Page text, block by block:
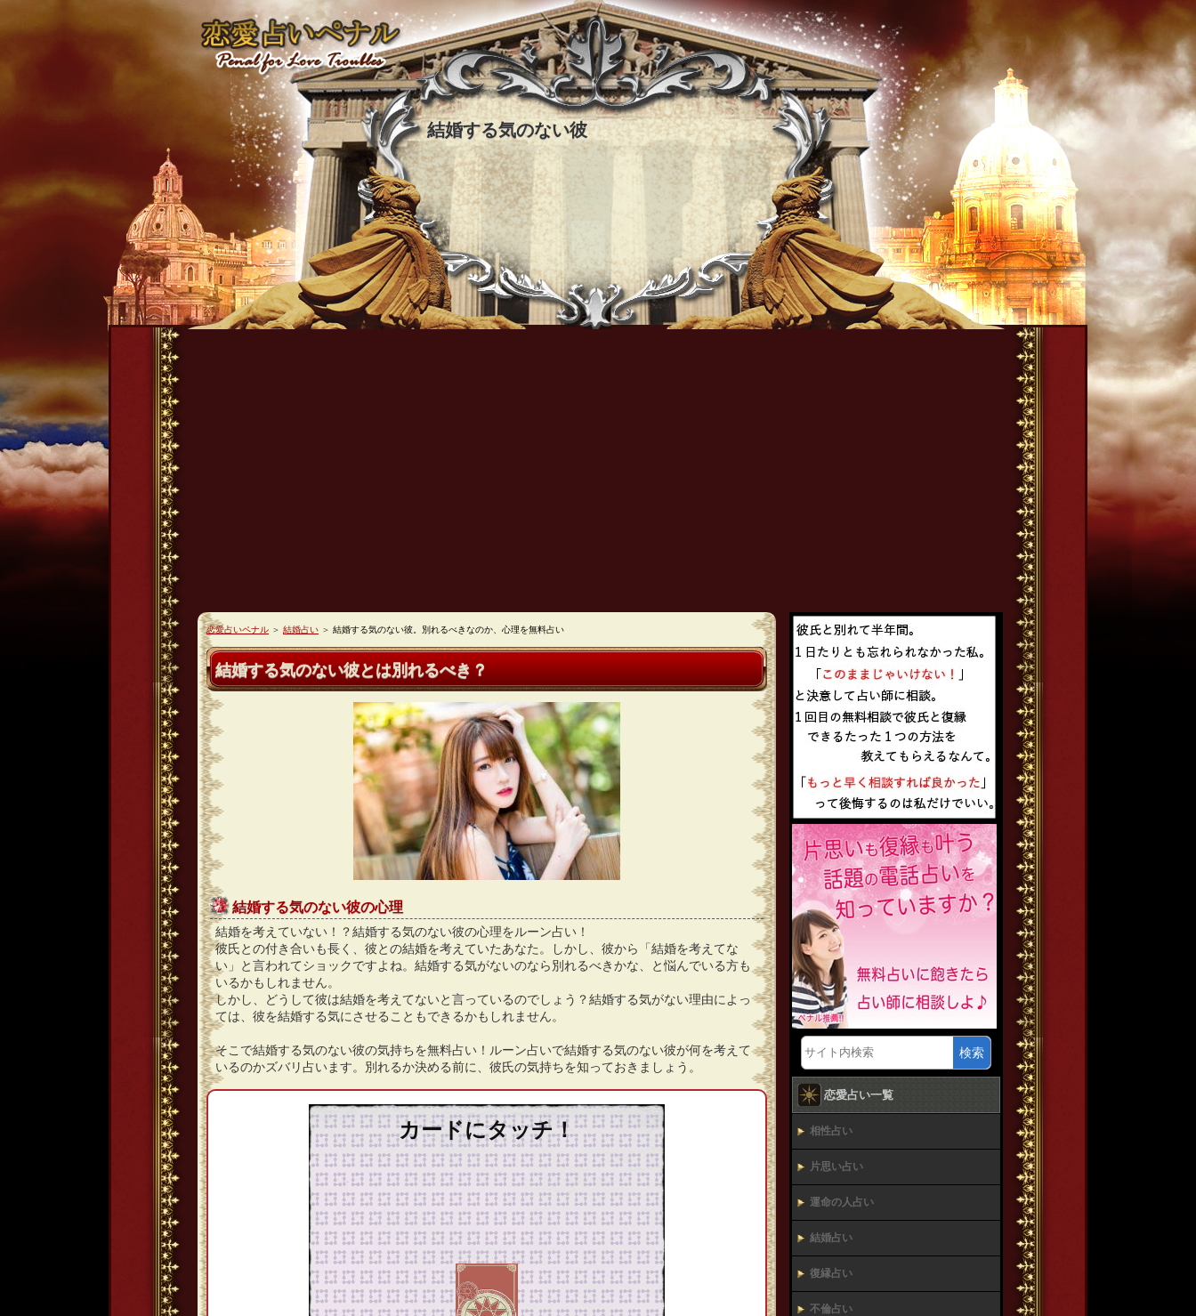
結婚する気のない彼
恋愛占いペナル ＞ 結婚占い ＞ 結婚する気のない彼。別れるべきなのか、心理を無料占い
結婚する気のない彼とは別れるべき？
結婚する気のない彼の心理
結婚を考えていない！？結婚する気のない彼の心理をルーン占い！
彼氏との付き合いも長く、彼との結婚を考えていたあなた。しかし、彼から「結婚を考えてな
い」と言われてショックですよね。結婚する気がないのなら別れるべきかな、と悩んでいる方も
いるかもしれません。
しかし、どうして彼は結婚を考えてないと言っているのでしょう？結婚する気がない理由によっ
ては、彼を結婚する気にさせることもできるかもしれません。
そこで結婚する気のない彼の気持ちを無料占い！ルーン占いで結婚する気のない彼が何を考えて
いるのかズバリ占います。別れるか決める前に、彼氏の気持ちを知っておきましょう。
カードにタッチ！
検索
恋愛占い一覧
相性占い
片思い占い
運命の人占い
結婚占い
復縁占い
不倫占い